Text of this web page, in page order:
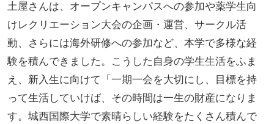
土屋さんは、オープンキャンパスへの参加や薬学生向
けレクリエーション大会の企画・運営、サークル活
動、さらには海外研修への参加など、本学で多様な経
験を積んできました。こうした自身の学生生活をふま
え、新入生に向けて「一期一会を大切にし、目標を持
って生活していけば、その時間は一生の財産になりま
す。城西国際大学で素晴らしい経験をたくさん積んで